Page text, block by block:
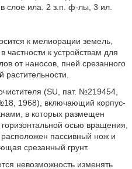
слое ила. 2 з.п. ф-лы, 3 ил.
к мелиорации земель,
частности к устройствам для
от наносов, пней срезанного
растительности.
(SU, пат. №219454,
1968), включающий корпус-
в которых размещен
осью вращения,
расположен пассивный нож и
срезанный грунт.
невозможность изменять